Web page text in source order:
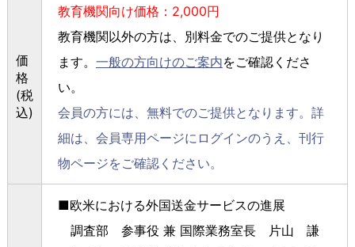
価
格
(税
込)
教育機関向け価格：2,000円
教育機関以外の方は、別料金でのご提供となり
ます。 一般の方向けのご案内をご確認くださ
い。
会員の方には、無料でのご提供となります。詳
細は、会員専用ページにログインのうえ、刊行
物ページをご確認ください。
■欧米における外国送金サービスの進展
調査部 参事役 兼 国際業務室長 片山 謙